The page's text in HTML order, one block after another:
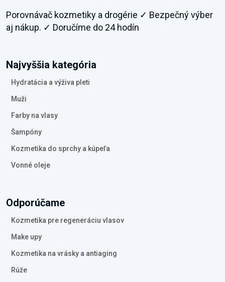
Porovnávač kozmetiky a drogérie ✓ Bezpečný výber
aj nákup. ✓ Doručíme do 24 hodín
Najvyššia kategória
Hydratácia a výživa pleti
Muži
Farby na vlasy
Šampóny
Kozmetika do sprchy a kúpeľa
Vonné oleje
Odporúčame
Kozmetika pre regeneráciu vlasov
Make upy
Kozmetika na vrásky a antiaging
Rúže